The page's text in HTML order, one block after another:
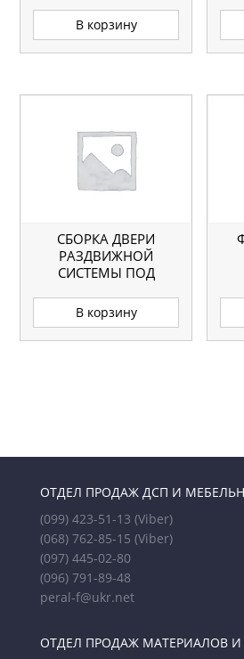
В корзину
СБОРКА ДВЕРИ
РАЗДВИЖНОЙ
СИСТЕМЫ ПОД
В корзину
ОТДЕЛ ПРОДАЖ ДСП И
(099) 423-51-13 (Viber)
(068) 762-85-15 (Viber)
(097) 445-02-80
(096) 791-89-48
peral-f@ukr.net
ОТДЕЛ ПРОДАЖ МАТЕРИАЛОВ И